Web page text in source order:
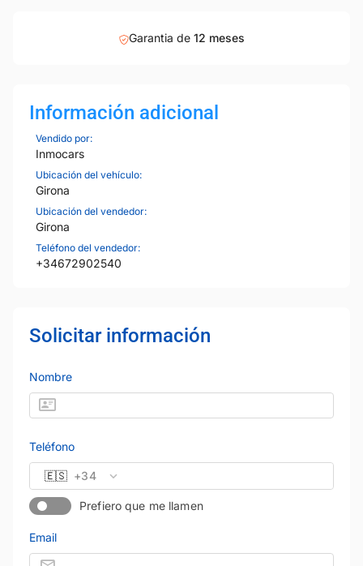
Garantia de 12 meses
Información adicional
Vendido por:
Inmocars
Ubicación del vehículo:
Girona
Ubicación del vendedor:
Girona
Teléfono del vendedor:
+34672902540
Solicitar información
Nombre
Teléfono
🇪🇸 +34
Prefiero que me llamen
Email